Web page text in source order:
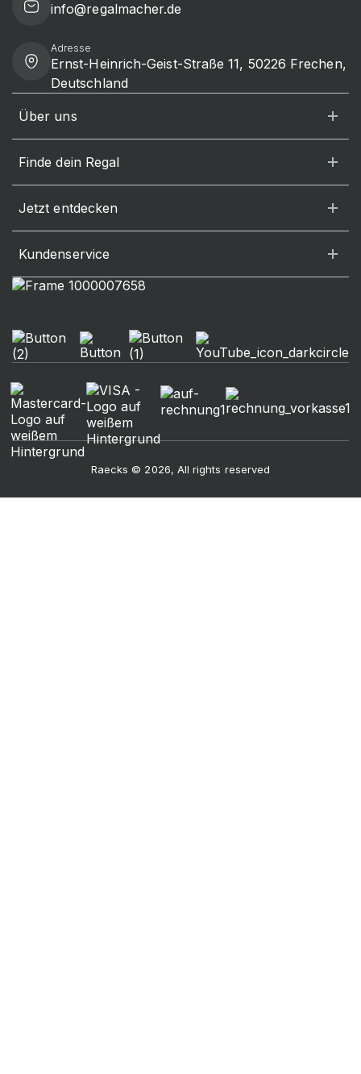
info@regalmacher.de
Adresse
Ernst-Heinrich-Geist-Straße 11, 50226 Frechen,
Deutschland
Über uns
Finde dein Regal
Jetzt entdecken
Kundenservice
Raecks © 2026, All rights reserved